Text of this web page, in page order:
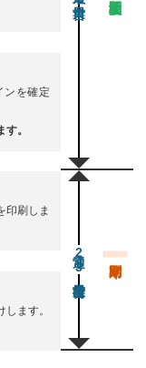
ンを確定
。
印刷しま
ます。
通常23営業日後出荷